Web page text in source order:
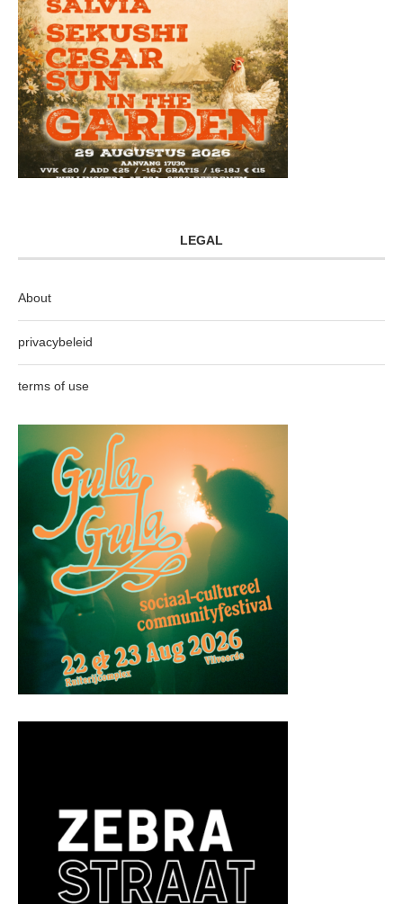
LEGAL
About
privacybeleid
terms of use